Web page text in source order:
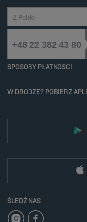
Z Polski
+48 22 382 43 80
SPOSOBY PŁATNOŚCI
W DRODZE? POBIERZ
ŚLEDŹ NAS